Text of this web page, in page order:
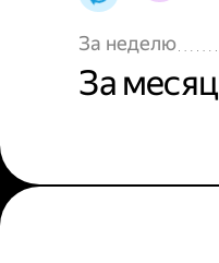
За неделю
За месяц